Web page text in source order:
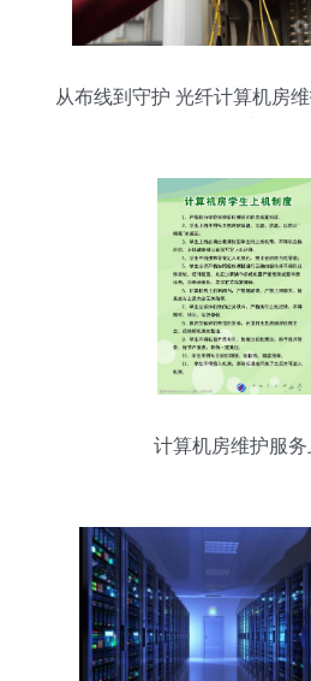
从布线到守护 光纤计算机房
计算机房维护服